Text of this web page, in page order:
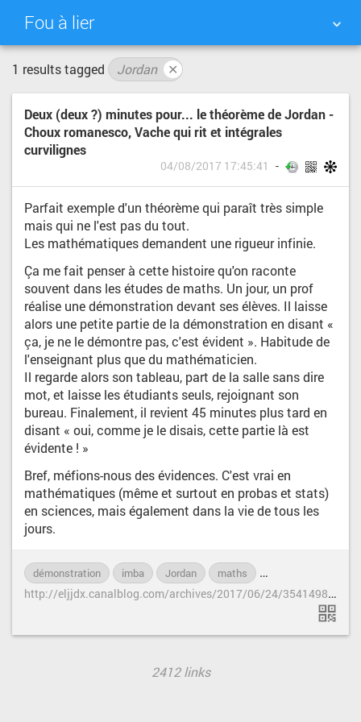
Fou à lier
NUAGE DE TAGS
QUOTIDIEN RECHERCHER
1 results tagged Jordan ✕
Deux (deux ?) minutes pour... le théorème de Jordan -
Choux romanesco, Vache qui rit et intégrales
curvilignes
04/08/2017 17:45:41
Parfait exemple d'un théorème qui paraît très simple
mais qui ne l'est pas du tout.
Les mathématiques demandent une rigueur infinie.
Ça me fait penser à cette histoire qu'on raconte
souvent dans les études de maths. Un jour, un prof
réalise une démonstration devant ses élèves. Il laisse
alors une petite partie de la démonstration en disant «
ça, je ne le démontre pas, c'est évident ». Habitude de
l'enseignant plus que du mathématicien.
Il regarde alors son tableau, part de la salle sans dire
mot, et laisse les étudiants seuls, rejoignant son
bureau. Finalement, il revient 45 minutes plus tard en
disant « oui, comme je le disais, cette partie là est
évidente ! »
Bref, méfions-nous des évidences. C'est vrai en
mathématiques (même et surtout en probas et stats)
en sciences, mais également dans la vie de tous les
jours.
démonstration imba Jordan maths
h
ttp://eljjdx.canalblog.com/archives/2017/06/24/35414983.html
2412 links